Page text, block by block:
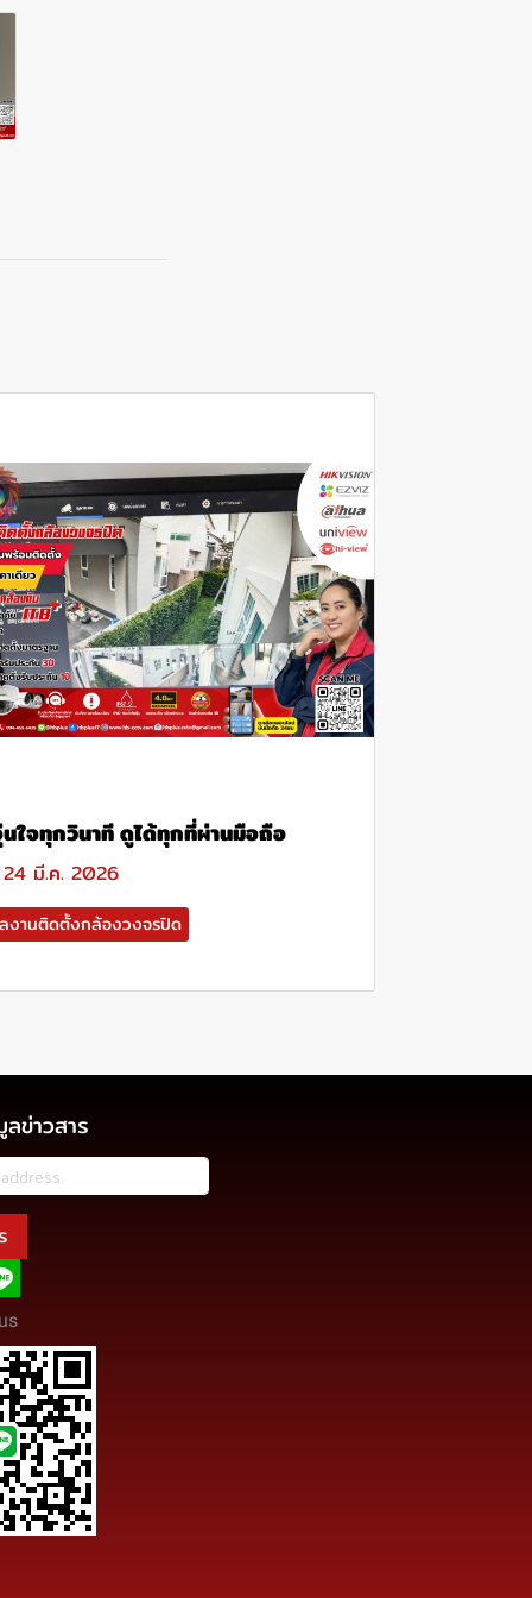
ใจทุกวินาที ดูได้ทุกที่ผ่านมือถือ
24 มี.ค. 2026
งานติดตั้งกล้องวงจรปิด
ข่าวสาร